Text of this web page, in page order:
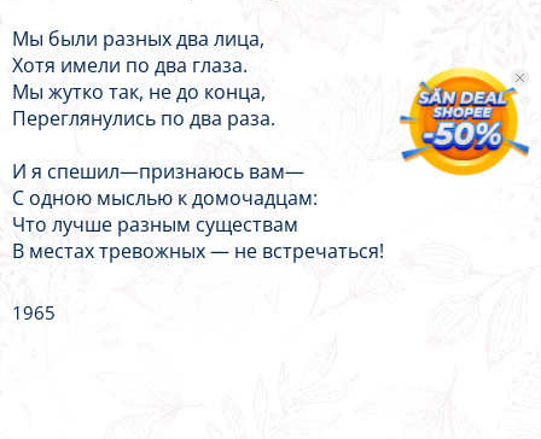
Мы были разных два лица,
Хотя имели по два глаза.
Мы жутко так, не до конца,
Переглянулись по два раза.
И я спешил—признаюсь вам—
С одною мыслью к домочадцам:
Что лучше разным существам
В местах тревожных — не встречаться!
1965